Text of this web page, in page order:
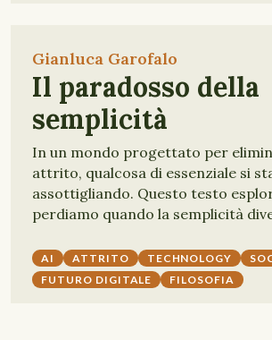
Gianluca Garofalo
Il paradosso della
semplicità
In un mondo progettato per
attrito, qualcosa di essenziale si
assottigliando. Questo testo
perdiamo quando la semplicità
AI ATTRITO TECHNOLOGY
FUTURO DIGITALE
FILOSOFIA